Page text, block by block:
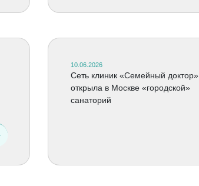
10.06.2026
Сеть клиник «Семейный доктор»
открыла в Москве «городской»
санаторий